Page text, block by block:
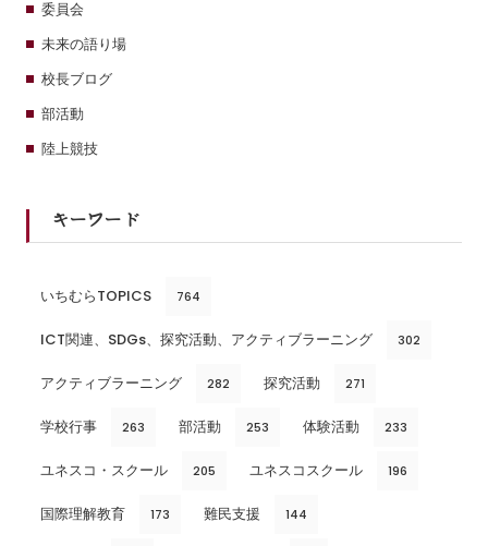
委員会
未来の語り場
校長ブログ
部活動
陸上競技
キーワード
いちむらTOPICS 764
ICT関連、SDGs、探究活動、アクティブラーニング 302
アクティブラーニング 282 探究活動 271
学校行事 263 部活動 253 体験活動 233
ユネスコ・スクール 205 ユネスコスクール 196
国際理解教育 173 難民支援 144